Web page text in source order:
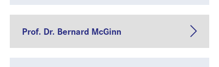
Prof. Dr. Bernard McGinn